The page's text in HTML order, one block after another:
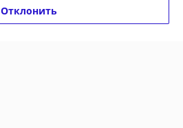
Отклонить